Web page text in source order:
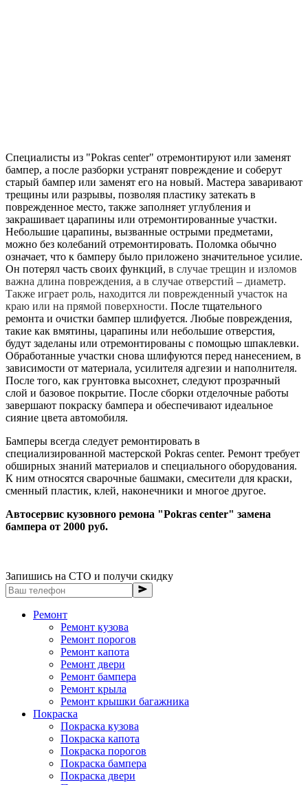
Специалисты из "Pokras center" отремонтируют или заменят
бампер, а после разборки устранят повреждение и соберут
старый бампер или заменят его на новый. Мастера заваривают
трещины или разрывы, позволяя пластику затекать в
поврежденное место, также заполняет углубления и
закрашивает царапины или отремонтированные участки.
Небольшие царапины, вызванные острыми предметами,
можно без колебаний отремонтировать. Поломка обычно
означает, что к бамперу было приложено значительное усилие.
Он потерял часть своих функций, в случае трещин и изломов
важна длина повреждения, а в случае отверстий – диаметр.
Также играет роль, находится ли поврежденный участок на
краю или на прямой поверхности. После тщательного
ремонта и очистки бампер шлифуется. Любые повреждения,
такие как вмятины, царапины или небольшие отверстия,
будут заделаны или отремонтированы с помощью шпаклевки.
Обработанные участки снова шлифуются перед нанесением, в
зависимости от материала, усилителя адгезии и наполнителя.
После того, как грунтовка высохнет, следуют прозрачный
слой и базовое покрытие. После сборки отделочные работы
завершают покраску бампера и обеспечивают идеальное
сияние цвета автомобиля.
Бамперы всегда следует ремонтировать в
специализированной мастерской Pokras center. Ремонт требует
обширных знаний материалов и специального оборудования.
К ним относятся сварочные башмаки, смесители для краски,
сменный пластик, клей, наконечники и многое другое.
Автосервис кузовного ремона "Pokras center" замена
бампера от 2000 руб.
Запишись на СТО и получи скидку
Ремонт
Ремонт кузова
Ремонт порогов
Ремонт капота
Ремонт двери
Ремонт бампера
Ремонт крыла
Ремонт крышки багажника
Покраска
Покраска кузова
Покраска капота
Покраска порогов
Покраска бампера
Покраска двери